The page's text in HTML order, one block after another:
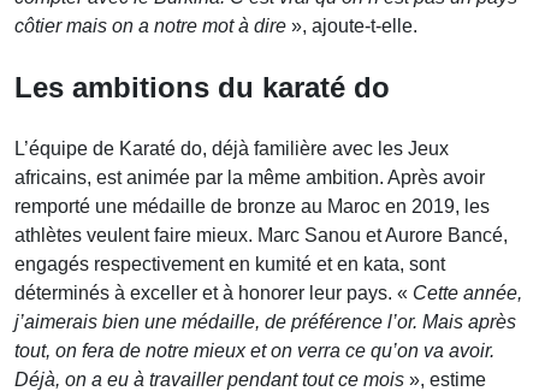
côtier mais on a notre mot à dire », ajoute-t-elle.
Les ambitions du karaté do
L’équipe de Karaté do, déjà familière avec les Jeux
africains, est animée par la même ambition. Après avoir
remporté une médaille de bronze au Maroc en 2019, les
athlètes veulent faire mieux. Marc Sanou et Aurore Bancé,
engagés respectivement en kumité et en kata, sont
déterminés à exceller et à honorer leur pays. « Cette année,
j’aimerais bien une médaille, de préférence l’or. Mais après
tout, on fera de notre mieux et on verra ce qu’on va avoir.
Déjà, on a eu à travailler pendant tout ce mois », estime